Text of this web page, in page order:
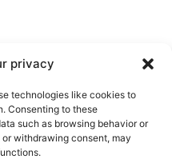
privacy
technologies like cookies to
Consenting to these
such as browsing behavior or
withdrawing consent, may
Doha in uno dei principali